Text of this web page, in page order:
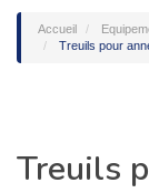
Accueil
Treuils pour
Treuils